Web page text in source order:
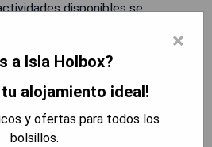
disponibles se
de bicicletas, así como
laguna, observar delfines y
ballena. Cancún se encuentra
×
a Isla Holbox?
tu alojamiento ideal!
y ofertas para todos los
bolsillos.